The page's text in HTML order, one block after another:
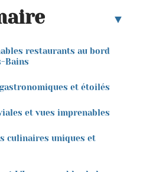
restaurants au bord
Bains
et étoilés
et vues imprenables
culinaires uniques et